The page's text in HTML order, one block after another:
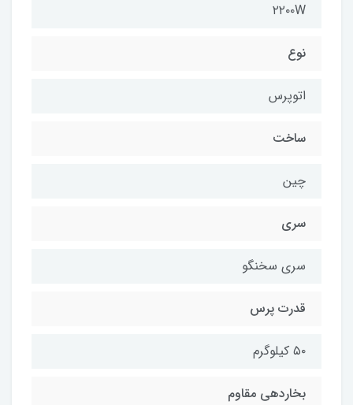
۲۲۰۰W
نوع
اتوپرس
ساخت
چین
سری
سری سخنگو
قدرت پرس
۵۰ کیلوگرم
بخاردهی مقاوم